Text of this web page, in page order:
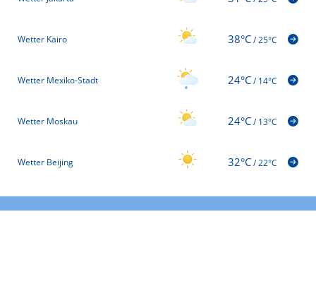
Wetter Kairo 38°C/25°C
Wetter Mexiko-Stadt 24°C/14°C
Wetter Moskau 24°C/13°C
Wetter Beijing 32°C/22°C